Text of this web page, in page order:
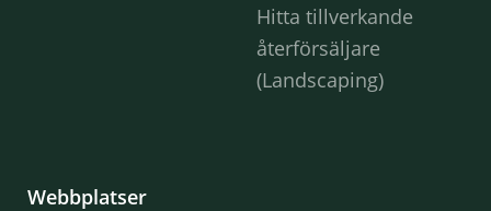
Hitta tillverkande
återförsäljare
(Landscaping)
Webbplatser